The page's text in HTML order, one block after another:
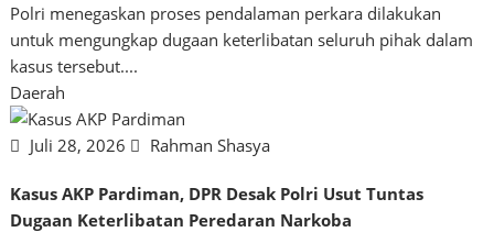
Polri menegaskan proses pendalaman perkara dilakukan
untuk mengungkap dugaan keterlibatan seluruh pihak dalam
kasus tersebut....
Daerah
Juli 28, 2026 Rahman Shasya
Kasus AKP Pardiman, DPR Desak Polri Usut Tuntas
Dugaan Keterlibatan Peredaran Narkoba